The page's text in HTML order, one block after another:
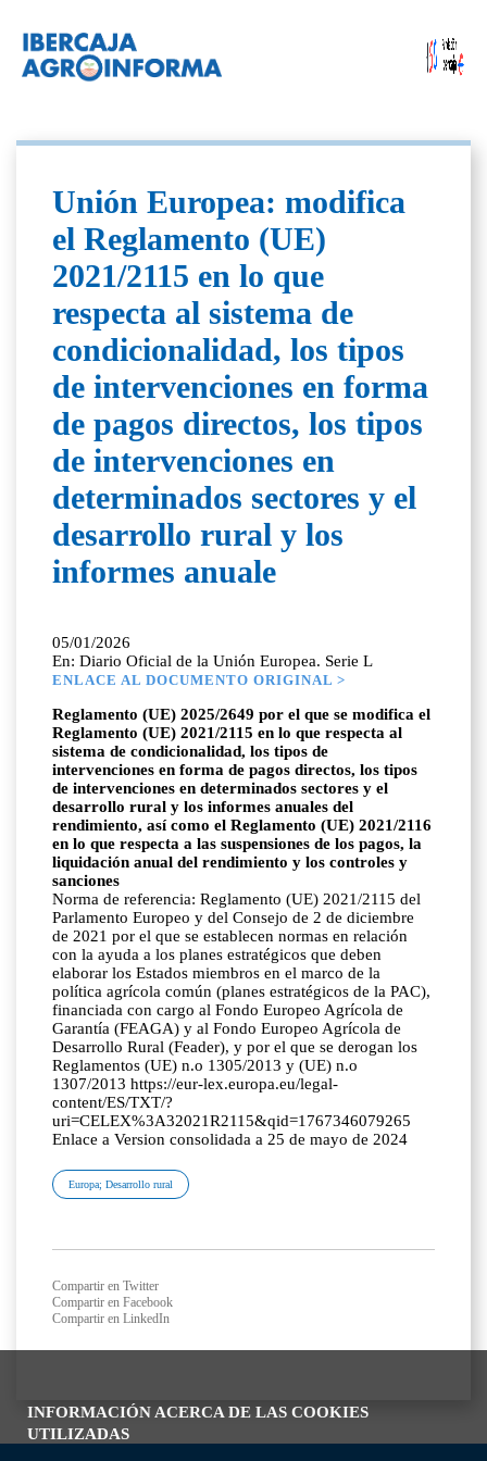
INFORMACIÓN ACERCA DE LAS COOKIES
UTILIZADAS
Unión Europea: modifica
el Reglamento (UE)
2021/2115 en lo que
respecta al sistema de
condicionalidad, los tipos
de intervenciones en forma
de pagos directos, los tipos
de intervenciones en
determinados sectores y el
desarrollo rural y los
informes anuale
05/01/2026
En: Diario Oficial de la Unión Europea. Serie L
ENLACE AL DOCUMENTO ORIGINAL >
Reglamento (UE) 2025/2649 por el que se modifica el
Reglamento (UE) 2021/2115 en lo que respecta al
sistema de condicionalidad, los tipos de
intervenciones en forma de pagos directos, los tipos
de intervenciones en determinados sectores y el
desarrollo rural y los informes anuales del
rendimiento, así como el Reglamento (UE) 2021/2116
en lo que respecta a las suspensiones de los pagos, la
liquidación anual del rendimiento y los controles y
sanciones
Norma de referencia: Reglamento (UE) 2021/2115 del
Parlamento Europeo y del Consejo de 2 de diciembre
de 2021 por el que se establecen normas en relación
con la ayuda a los planes estratégicos que deben
elaborar los Estados miembros en el marco de la
política agrícola común (planes estratégicos de la PAC),
financiada con cargo al Fondo Europeo Agrícola de
Garantía (FEAGA) y al Fondo Europeo Agrícola de
Desarrollo Rural (Feader), y por el que se derogan los
Reglamentos (UE) n.o 1305/2013 y (UE) n.o
1307/2013 https://eur-lex.europa.eu/legal-
content/ES/TXT/?
uri=CELEX%3A32021R2115&qid=1767346079265
Enlace a Version consolidada a 25 de mayo de 2024
Europa; Desarrollo rural
Compartir en Twitter
Compartir en Facebook
Compartir en LinkedIn